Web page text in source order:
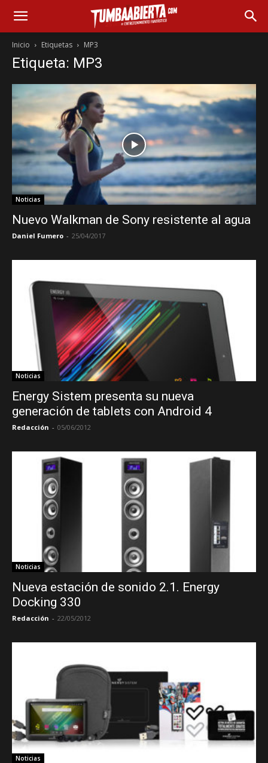
Inicio Etiquetas MP3
Etiqueta: MP3
Noticias
Nuevo Walkman de Sony resistente al agua
Daniel Fumero - 25/04/2017
Noticias
Energy Sistem presenta su nueva
generación de tablets con Android 4
Redacción - 05/06/2012
Noticias
Nueva estación de sonido 2.1. Energy
Docking 330
Redacción - 22/05/2012
Noticias